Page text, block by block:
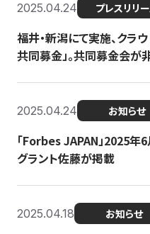
2025.04.24 プレスリリ
福井・新潟にて実施、クラ
共同募金」。共同募金会
2025.04.24 お知らせ
「Forbes JAPAN」2025年
グラント佐藤が掲載
2025.04.18 お知らせ